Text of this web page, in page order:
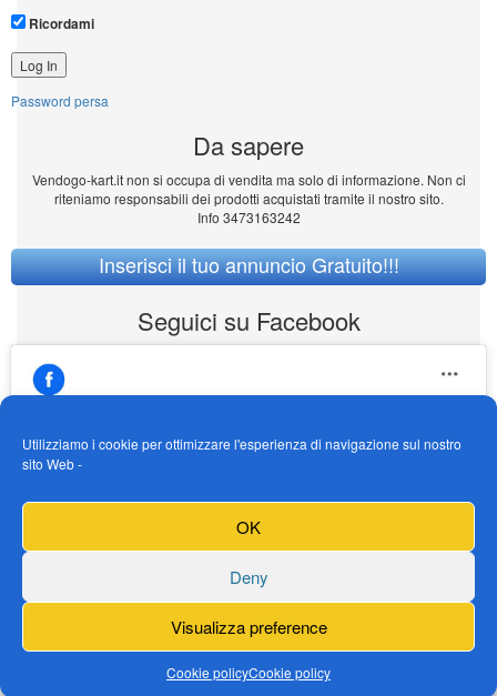
Utilizziamo i cookie per ottimizzare l'esperienza di navigazione sul nostro
sito Web -
OK
Deny
Visualizza preference
Cookie policyCookie policy
Ricordami
Password persa
Da sapere
Vendogo-kart.it non si occupa di vendita ma solo di informazione. Non ci
riteniamo responsabili dei prodotti acquistati tramite il nostro sito.
Info 3473163242
Inserisci il tuo annuncio Gratuito!!!
Seguici su Facebook
https://www.facebook.com/Vendogokartit/
Fai clic per accettare i cookie marketing e
abilitare questo contenuto